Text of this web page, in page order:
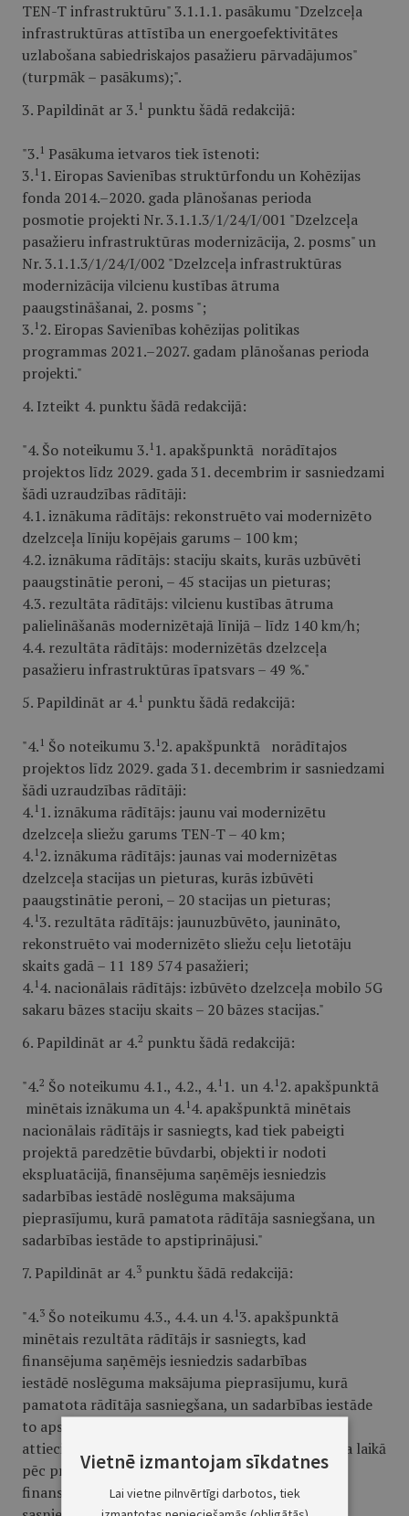
TEN-T infrastruktūru" 3.1.1.1. pasākumu "Dzelzceļa
infrastruktūras attīstība un energoefektivitātes
uzlabošana sabiedriskajos pasažieru pārvadājumos"
(turpmāk – pasākums);".
3. Papildināt ar 3. 1 punktu šādā redakcijā:
"3. 1 Pasākuma ietvaros tiek īstenoti:
3. 1 1. Eiropas Savienības struktūrfondu un Kohēzijas
fonda 2014.–2020. gada plānošanas perioda
posmotie projekti Nr. 3.1.1.3/1/24/I/001 "Dzelzceļa
pasažieru infrastruktūras modernizācija, 2. posms" un
Nr. 3.1.1.3/1/24/I/002 "Dzelzceļa infrastruktūras
modernizācija vilcienu kustības ātruma
paaugstināšanai, 2. posms ";
3. 1 2. Eiropas Savienības kohēzijas politikas
programmas 2021.–2027. gadam plānošanas perioda
projekti."
4. Izteikt 4. punktu šādā redakcijā:
"4. Šo noteikumu 3. 1 1. apakšpunktā norādītajos
projektos līdz 2029. gada 31. decembrim ir sasniedzami
šādi uzraudzības rādītāji:
4.1. iznākuma rādītājs: rekonstruēto vai modernizēto
dzelzceļa līniju kopējais garums – 100 km;
4.2. iznākuma rādītājs: staciju skaits, kurās uzbūvēti
paaugstinātie peroni, – 45 stacijas un pieturas;
4.3. rezultāta rādītājs: vilcienu kustības ātruma
palielināšanās modernizētajā līnijā – līdz 140 km/h;
4.4. rezultāta rādītājs: modernizētās dzelzceļa
pasažieru infrastruktūras īpatsvars – 49 %."
5. Papildināt ar 4. 1 punktu šādā redakcijā:
"4. 1 Šo noteikumu 3. 1 2. apakšpunktā norādītajos
projektos līdz 2029. gada 31. decembrim ir sasniedzami
šādi uzraudzības rādītāji:
4. 1 1. iznākuma rādītājs: jaunu vai modernizētu
dzelzceļa sliežu garums TEN-T – 40 km;
4. 1 2. iznākuma rādītājs: jaunas vai modernizētas
dzelzceļa stacijas un pieturas, kurās izbūvēti
paaugstinātie peroni, – 20 stacijas un pieturas;
4. 1 3. rezultāta rādītājs: jaunuzbūvēto, jaunināto,
rekonstruēto vai modernizēto sliežu ceļu lietotāju
skaits gadā – 11 189 574 pasažieri;
4. 1 4. nacionālais rādītājs: izbūvēto dzelzceļa mobilo 5G
sakaru bāzes staciju skaits – 20 bāzes stacijas."
6. Papildināt ar 4.2 punktu šādā redakcijā:
"4.2 Šo noteikumu 4.1., 4.2., 4. 1 1. un 4. 1 2. apakšpunktā
minētais iznākuma un 4. 1 4. apakšpunktā minētais
nacionālais rādītājs ir sasniegts, kad tiek pabeigti
projektā paredzētie būvdarbi, objekti ir nodoti
ekspluatācijā, finansējuma saņēmējs iesniedzis
sadarbības iestādē noslēguma maksājuma
pieprasījumu, kurā pamatota rādītāja sasniegšana, un
sadarbības iestāde to apstiprinājusi."
7. Papildināt ar 4.3 punktu šādā redakcijā:
"4.3 Šo noteikumu 4.3., 4.4. un 4. 1 3. apakšpunktā
minētais rezultāta rādītājs ir sasniegts, kad
finansējuma saņēmējs iesniedzis sadarbības
iestādē noslēguma maksājuma pieprasījumu, kurā
pamatota rādītāja sasniegšana, un sadarbības iestāde
to apstiprinājusi. Rezultāta rādītāja vērtība ir
attiecināma, ja tā ir radusies viena kalendāra gada laikā
pēc projekta noslēguma maksājuma veikšanas. Ja
finansējuma saņēmējs rezultāta rādītāja vērtību
Vietnē izmantojam sīkdatnes
Lai vietne pilnvērtīgi darbotos, tiek